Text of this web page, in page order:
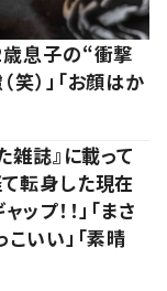
歳息子の“衝撃
）」「お顔はか
誌』に載って
転身した現在
プ！！」「まさ
いい」「素晴